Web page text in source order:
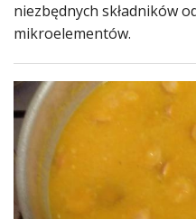
Kobiece
Wyznania
Fitness
Ślub
Wesele
niezbędnych składników
mikroelementów.